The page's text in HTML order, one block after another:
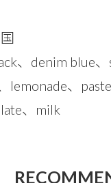
、denim blue、
lemonade、
、milk